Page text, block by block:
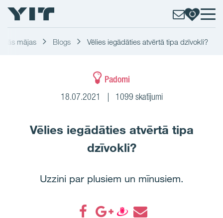
mājas Blogs Vēlies iegādāties atvērtā tipa dzīvokli?
Padomi
18.07.2021 1099 skatījumi
Vēlies iegādāties atvērtā tipa
dzīvokli?
Uzzini par plusiem un mīnusiem.